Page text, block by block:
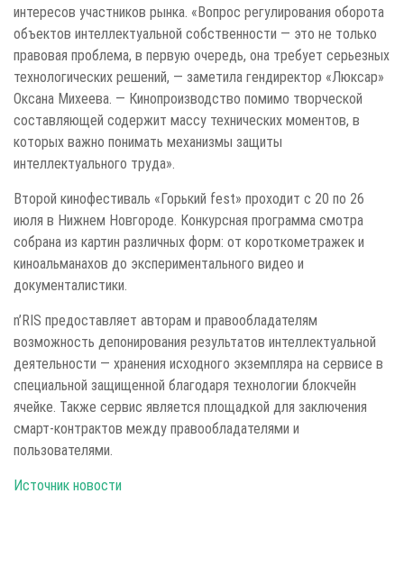
интересов участников рынка. «Вопрос регулирования оборота
объектов интеллектуальной собственности — это не только
правовая проблема, в первую очередь, она требует серьезных
технологических решений, — заметила гендиректор «Люксар»
Оксана Михеева. — Кинопроизводство помимо творческой
составляющей содержит массу технических моментов, в
которых важно понимать механизмы защиты
интеллектуального труда».
Второй кинофестиваль «Горький fest» проходит с 20 по 26
июля в Нижнем Новгороде. Конкурсная программа смотра
собрана из картин различных форм: от короткометражек и
киноальманахов до экспериментального видео и
документалистики.
n’RIS предоставляет авторам и правообладателям
возможность депонирования результатов интеллектуальной
деятельности — хранения исходного экземпляра на сервисе в
специальной защищенной благодаря технологии блокчейн
ячейке. Также сервис является площадкой для заключения
смарт-контрактов между правообладателями и
пользователями.
Источник новости